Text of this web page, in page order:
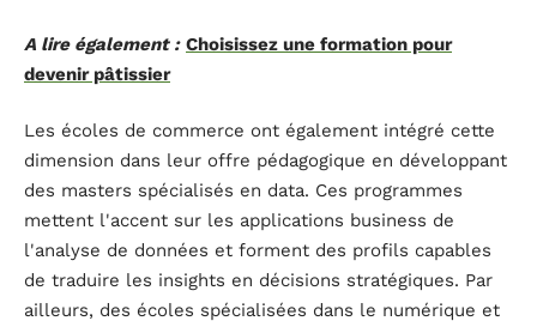
A lire également : Choisissez une formation pour
devenir pâtissier
Les écoles de commerce ont également intégré cette
dimension dans leur offre pédagogique en développant
des masters spécialisés en data. Ces programmes
mettent l'accent sur les applications business de
l'analyse de données et forment des profils capables
de traduire les insights en décisions stratégiques. Par
ailleurs, des écoles spécialisées dans le numérique et